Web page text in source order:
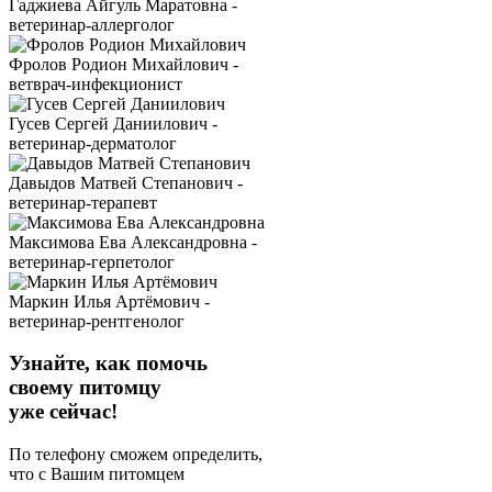
Гаджиева Айгуль Маратовна -
ветеринар-аллерголог
Фролов Родион Михайлович -
ветврач-инфекционист
Гусев Сергей Даниилович -
ветеринар-дерматолог
Давыдов Матвей Степанович -
ветеринар-терапевт
Максимова Ева Александровна -
ветеринар-герпетолог
Маркин Илья Артёмович -
ветеринар-рентгенолог
Узнайте, как помочь
своему питомцу
уже сейчас!
По телефону сможем определить,
что с Вашим питомцем